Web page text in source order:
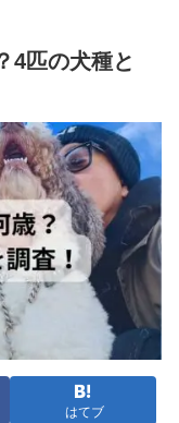
4匹の犬種と
はてブ